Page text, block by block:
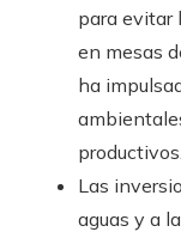
para evitar
en mesas
ha
productivos.
Las
aguas y a